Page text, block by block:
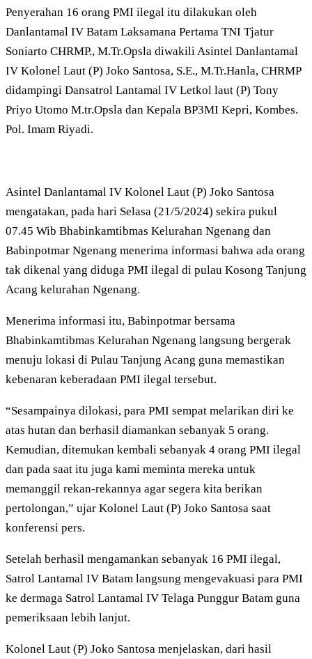
Penyerahan 16 orang PMI ilegal itu dilakukan oleh
Danlantamal IV Batam Laksamana Pertama TNI Tjatur
Soniarto CHRMP., M.Tr.Opsla diwakili Asintel Danlantamal
IV Kolonel Laut (P) Joko Santosa, S.E., M.Tr.Hanla, CHRMP
didampingi Dansatrol Lantamal IV Letkol laut (P) Tony
Priyo Utomo M.tr.Opsla dan Kepala BP3MI Kepri, Kombes.
Pol. Imam Riyadi.
Asintel Danlantamal IV Kolonel Laut (P) Joko Santosa
mengatakan, pada hari Selasa (21/5/2024) sekira pukul
07.45 Wib Bhabinkamtibmas Kelurahan Ngenang dan
Babinpotmar Ngenang menerima informasi bahwa ada orang
tak dikenal yang diduga PMI ilegal di pulau Kosong Tanjung
Acang kelurahan Ngenang.
Menerima informasi itu, Babinpotmar bersama
Bhabinkamtibmas Kelurahan Ngenang langsung bergerak
menuju lokasi di Pulau Tanjung Acang guna memastikan
kebenaran keberadaan PMI ilegal tersebut.
“Sesampainya dilokasi, para PMI sempat melarikan diri ke
atas hutan dan berhasil diamankan sebanyak 5 orang.
Kemudian, ditemukan kembali sebanyak 4 orang PMI ilegal
dan pada saat itu juga kami meminta mereka untuk
memanggil rekan-rekannya agar segera kita berikan
pertolongan,” ujar Kolonel Laut (P) Joko Santosa saat
konferensi pers.
Setelah berhasil mengamankan sebanyak 16 PMI ilegal,
Satrol Lantamal IV Batam langsung mengevakuasi para PMI
ke dermaga Satrol Lantamal IV Telaga Punggur Batam guna
pemeriksaan lebih lanjut.
Kolonel Laut (P) Joko Santosa menjelaskan, dari hasil